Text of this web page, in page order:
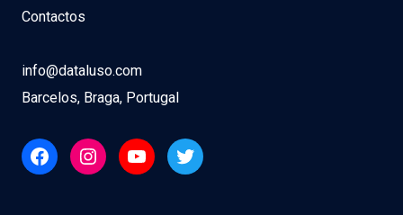
Contactos
info@dataluso.com
Barcelos, Braga, Portugal
FacebookInstagram
YouTubeTwitter